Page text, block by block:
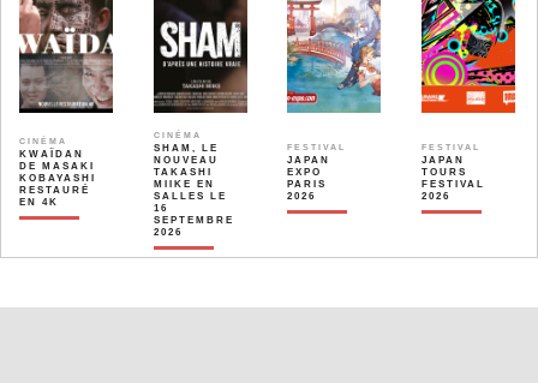
CINÉMA
KWAÏDAN
DE MASAKI
KOBAYASHI
RESTAURÉ
EN 4K
CINÉMA
SHAM, LE
NOUVEAU
TAKASHI
MIIKE EN
SALLES LE
16
SEPTEMBRE
2026
FESTIVAL
JAPAN
EXPO
PARIS
2026
FESTIVAL
JAPAN
TOURS
FESTIVAL
2026